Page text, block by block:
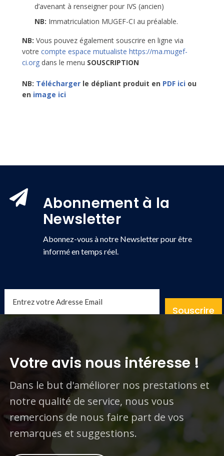
d’avenant à renseigner pour IVS (ancien)
NB: Immatriculation MUGEF-CI au préalable.
NB: Vous pouvez également souscrire en ligne via
votre compte espace mutualiste https://ma.mugef-
ci.org dans le menu SOUSCRIPTION
NB: Télécharger le dépliant produit en PDF ici ou
en image ici
Abonnement à la
Newsletter
Abonnez-vous à notre Newsletter pour être
informé en temps réel.
Souscrire
Votre avis nous intéresse !
Dans le but d'améliorer nos prestations et
notre qualité de service, nous vous
remercions de nous faire part de vos
remarques et suggestions.